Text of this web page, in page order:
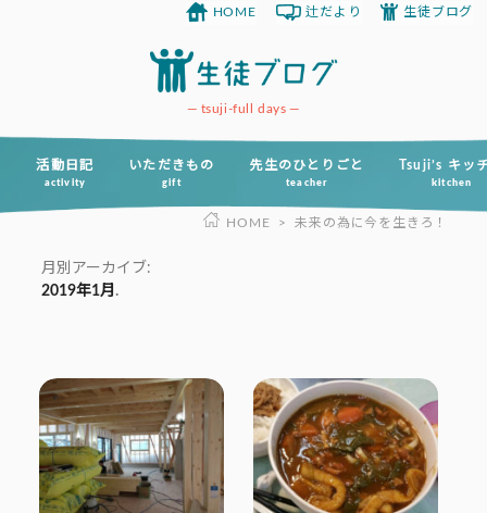
ツ
tsuji-full days
活動日記
activity
いただきもの
gift
先生のひとりごと
teacher
Tsuji’s キッ
kitchen
HOME 辻だより 生徒ブログ
HOME > 未来の為に今を生きろ！
月別アーカイブ:
2019年1月